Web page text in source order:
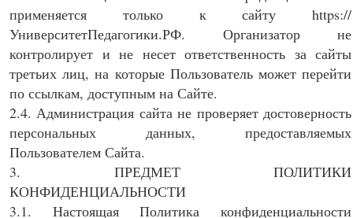
применяется только к сайту https://
УниверситетПедагогики.РФ. Организатор не
контролирует и не несет ответственность за сайты
третьих лиц, на которые Пользователь может перейти
по ссылкам, доступным на Сайте.
2.4. Администрация сайта не проверяет достоверность
персональных данных, предоставляемых
Пользователем Сайта.
3. ПРЕДМЕТ ПОЛИТИКИ
КОНФИДЕНЦИАЛЬНОСТИ
3.1. Настоящая Политика конфиденциальности